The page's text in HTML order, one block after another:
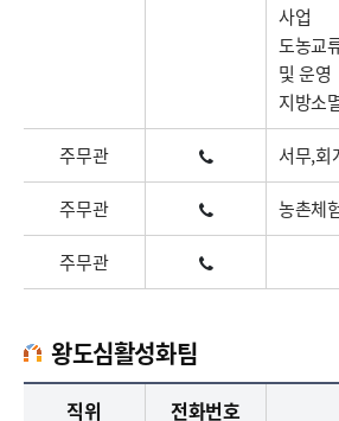
사업
도농교
및 운영
지방소
주무관 서무,회
주무관 농촌체
주무관
왕도심활성화팀
왕도심활성화팀업무담당자의 정보로 직급, 전화번호, 담당업무를 안내하고 있습니다
직위 전화번호